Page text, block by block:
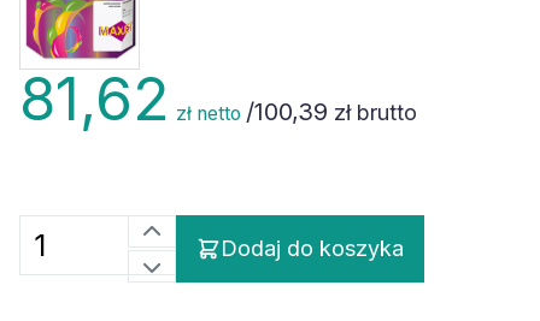
81,62 zł netto /100,39 zł brutto
Dodaj do koszyka